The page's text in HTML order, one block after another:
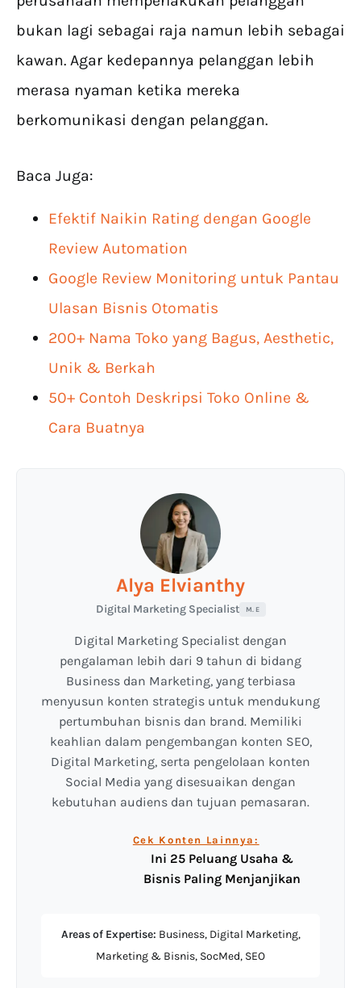
bukan lagi sebagai raja namun lebih sebagai
kawan. Agar kedepannya pelanggan lebih
merasa nyaman ketika mereka
berkomunikasi dengan pelanggan.
Baca Juga:
Efektif Naikin Rating dengan Google
Review Automation
Google Review Monitoring untuk Pantau
Ulasan Bisnis Otomatis
200+ Nama Toko yang Bagus, Aesthetic,
Unik & Berkah
50+ Contoh Deskripsi Toko Online &
Cara Buatnya
Alya Elvianthy
Digital Marketing Specialist M. E
Digital Marketing Specialist dengan
pengalaman lebih dari 9 tahun di bidang
Business dan Marketing, yang terbiasa
menyusun konten strategis untuk mendukung
pertumbuhan bisnis dan brand. Memiliki
keahlian dalam pengembangan konten SEO,
Digital Marketing, serta pengelolaan konten
Social Media yang disesuaikan dengan
kebutuhan audiens dan tujuan pemasaran.
Cek Konten Lainnya:
Ini 25 Peluang Usaha &
Bisnis Paling Menjanjikan
Areas of Expertise: Business, Digital Marketing,
Marketing & Bisnis, SocMed, SEO